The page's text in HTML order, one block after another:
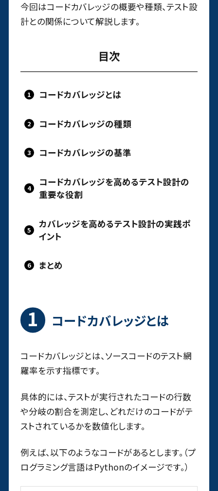
今回はコードカバレッジの概要や種類、テスト設
計との関係について解説します。
目次
コードカバレッジとは
コードカバレッジの種類
コードカバレッジの基準
コードカバレッジを高めるテスト設計の
重要な役割
カバレッジを高めるテスト設計の実践ポ
イント
まとめ
コードカバレッジとは
コードカバレッジとは、ソースコードのテスト網
羅率を示す指標です。
具体的には、テストが実行されたコードの行数
や分岐の割合を測定し、どれだけのコードがテ
ストされているかを数値化します。
例えば、以下のようなコードがあるとします。（プ
ログラミング言語はPythonのイメージです。）